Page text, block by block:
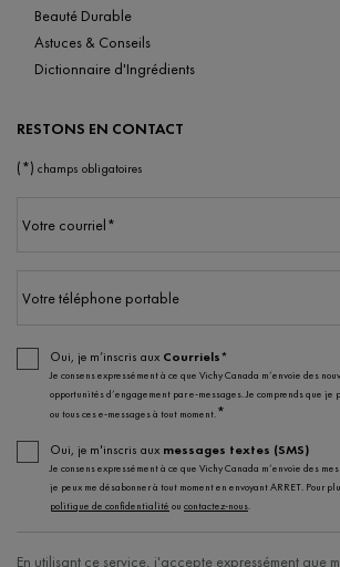
Beauté Durable
Astuces & Conseils
Dictionnaire d'Ingrédients
RESTONS EN CONTACT
(*) champs obligatoires
Votre courriel*
Votre téléphone portable
Oui, je m’inscris aux Courriels*
Je consens expressément à ce que Vichy Canada m’envoie des
opportunités d’engagement par e-messages. Je comprends que je
ou tous ces e-messages à tout moment.*
Oui, je m'inscris aux messages textes (SMS)
Je consens expressément à ce que Vichy Canada m’envoie des
je peux me désabonner à tout moment en envoyant ARRET. Pour
politique de confidentialité ou contactez-nous.
En utilisant ce service, j'accepte expressément que